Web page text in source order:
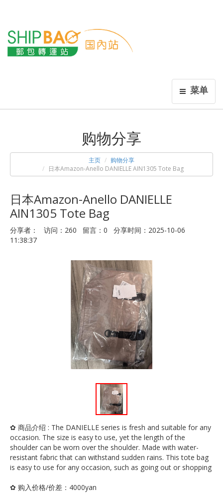
菜单
购物分享
主页
购物分享
日本Amazon-Anello DANIELLE AIN1305 Tote Bag
日本Amazon-Anello DANIELLE
AIN1305 Tote Bag
分享者： 访问：260 留言：0 分享时间：2025-10-06
11:38:37
✿ 商品介绍 : The DANIELLE series is fresh and suitable for any
occasion. The size is easy to use, yet the length of the
shoulder can be worn over the shoulder. Made with water-
resistant fabric that can withstand sudden rains. This tote bag
is easy to use for any occasion, such as going out or shopping
✿ 购入价格/价差：4000yan